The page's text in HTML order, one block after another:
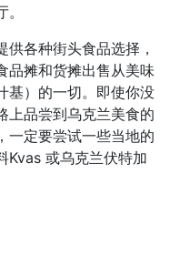
各种街头食品选择，
品摊和货摊出售从美味
基）的一切。即使你没
上品尝到乌克兰美食的
一定要尝试一些当地的
Kvas 或乌克兰伏特加